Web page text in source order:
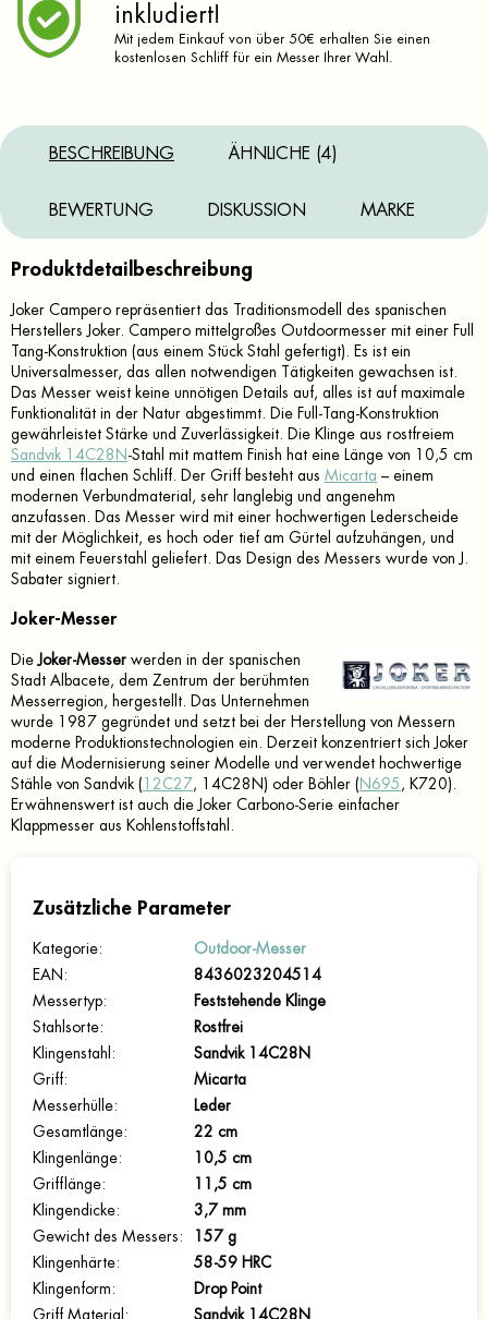
inkludiert!
Mit jedem Einkauf von über 50€ erhalten Sie einen
kostenlosen Schliff für ein Messer Ihrer Wahl.
BESCHREIBUNG ÄHNLICHE (4)
BEWERTUNG DISKUSSION MARKE
Produktdetailbeschreibung
Joker Campero repräsentiert das Traditionsmodell des spanischen
Herstellers Joker. Campero mittelgroßes Outdoormesser mit einer Full
Tang-Konstruktion (aus einem Stück Stahl gefertigt). Es ist ein
Universalmesser, das allen notwendigen Tätigkeiten gewachsen ist.
Das Messer weist keine unnötigen Details auf, alles ist auf maximale
Funktionalität in der Natur abgestimmt. Die Full-Tang-Konstruktion
gewährleistet Stärke und Zuverlässigkeit. Die Klinge aus rostfreiem
Sandvik 14C28N -Stahl mit mattem Finish hat eine Länge von 10,5 cm
und einen flachen Schliff. Der Griff besteht aus Micarta – einem
modernen Verbundmaterial, sehr langlebig und angenehm
anzufassen. Das Messer wird mit einer hochwertigen Lederscheide
mit der Möglichkeit, es hoch oder tief am Gürtel aufzuhängen, und
mit einem Feuerstahl geliefert. Das Design des Messers wurde von J.
Sabater signiert.
Joker-Messer
Die Joker-Messer werden in der spanischen
Stadt Albacete, dem Zentrum der berühmten
Messerregion, hergestellt. Das Unternehmen
wurde 1987 gegründet und setzt bei der Herstellung von Messern
moderne Produktionstechnologien ein. Derzeit konzentriert sich Joker
auf die Modernisierung seiner Modelle und verwendet hochwertige
Stähle von Sandvik ( 12C27 , 14C28N) oder Böhler ( N695 , K720).
Erwähnenswert ist auch die Joker Carbono-Serie einfacher
Klappmesser aus Kohlenstoffstahl.
Zusätzliche Parameter
Kategorie:
Outdoor-Messer
EAN :
8436023204514
Messertyp:
Feststehende Klinge
Stahlsorte:
Rostfrei
Klingenstahl :
Sandvik 14C28N
Griff:
Micarta
Messerhülle:
Leder
Gesamtlänge:
22 cm
Klingenlänge:
10,5 cm
Grifflänge:
11,5 cm
Klingendicke:
3,7 mm
Gewicht des Messers :
157 g
Klingenhärte:
58-59 HRC
Klingenform :
Drop Point
Griff Material : Sandvik 14C28N